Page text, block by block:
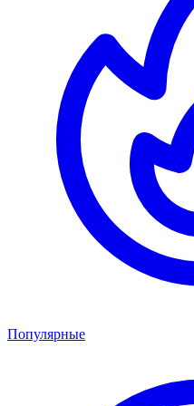
Популярные